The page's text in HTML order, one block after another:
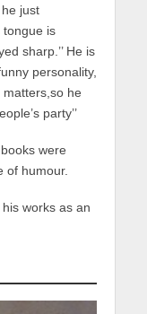
just
tongue is
sharp.’’ He is
personality,
he
party’’
were
of humour.
works as an